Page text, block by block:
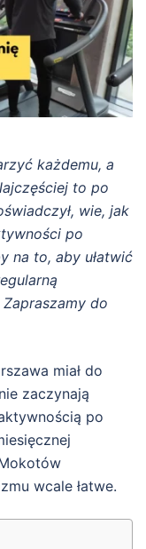
każdemu, a
to po
wie, jak
po
na to, aby ułatwić
do
miał do
zaczynają
po
wcale łatwe.